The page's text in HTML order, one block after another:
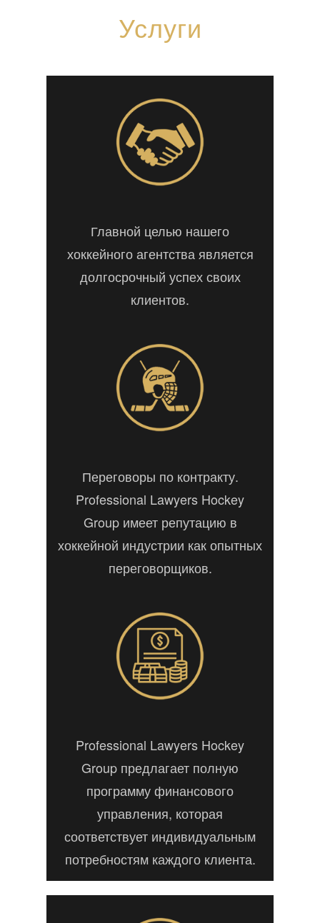
Услуги
Главной целью нашего
хоккейного агентства является
долгосрочный успех своих
клиентов.
Переговоры по контракту.
Professional Lawyers Hockey
Group имеет репутацию в
хоккейной индустрии как опытных
переговорщиков.
Professional Lawyers Hockey
Group предлагает полную
программу финансового
управления, которая
соответствует индивидуальным
потребностям каждого клиента.